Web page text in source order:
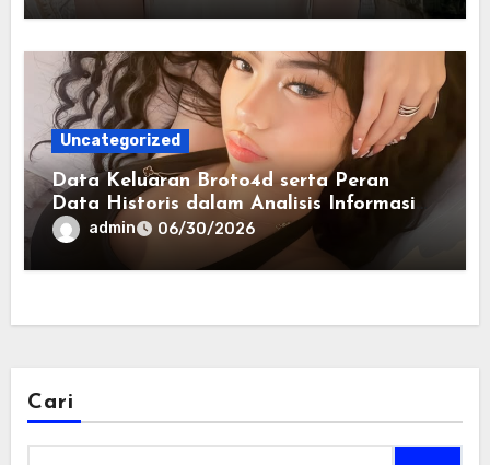
Uncategorized
Data Keluaran Broto4d serta Peran
Data Historis dalam Analisis Informasi
Harian
admin 06/30/2026
Cari